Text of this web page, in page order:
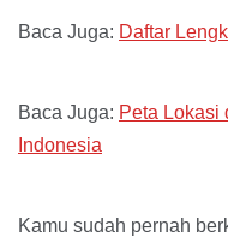
Baca Juga: Daftar
Baca Juga: Peta Lokasi
Indonesia
Kamu sudah pernah